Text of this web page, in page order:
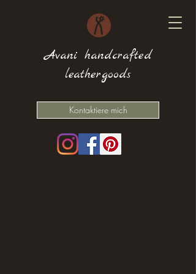
Avani handcrafted
leathergoods
Kontaktiere mich